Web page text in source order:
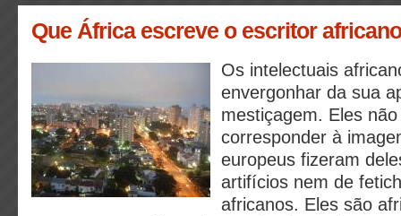
Que África escreve o escritor
Os intelectuais
envergonhar da sua
mestiçagem. Eles
corresponder à
europeus fizeram
artifícios nem de
africanos. Eles são